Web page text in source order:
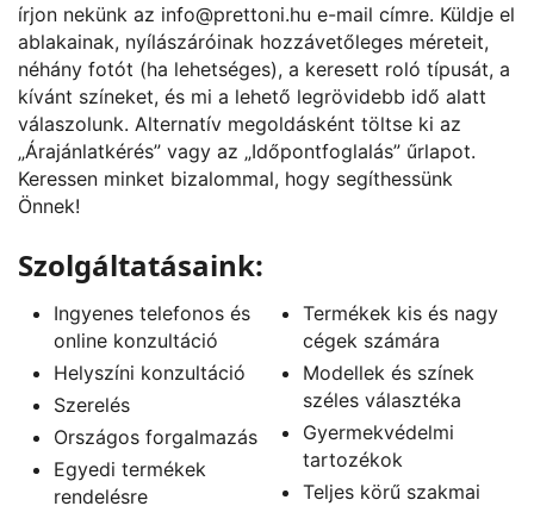
írjon nekünk az info@prettoni.hu e-mail címre. Küldje el
ablakainak, nyílászáróinak hozzávetőleges méreteit,
néhány fotót (ha lehetséges), a keresett roló típusát, a
kívánt színeket, és mi a lehető legrövidebb idő alatt
válaszolunk. Alternatív megoldásként töltse ki az
„Árajánlatkérés” vagy az „Időpontfoglalás” űrlapot.
Keressen minket bizalommal, hogy segíthessünk
Önnek!
Szolgáltatásaink:
Ingyenes telefonos és
online konzultáció
Helyszíni konzultáció
Szerelés
Országos forgalmazás
Egyedi termékek
rendelésre
Termékek kis és nagy
cégek számára
Modellek és színek
széles választéka
Gyermekvédelmi
tartozékok
Teljes körű szakmai